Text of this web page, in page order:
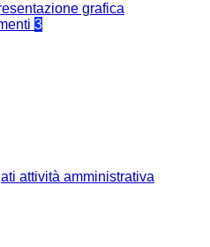
grafica
3
attività amministrativa